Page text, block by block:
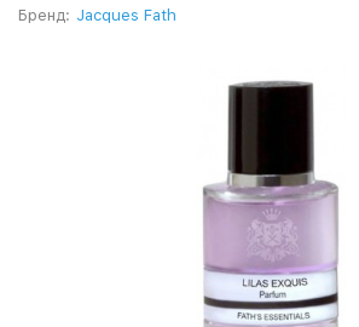
Бренд: Jacques Fath